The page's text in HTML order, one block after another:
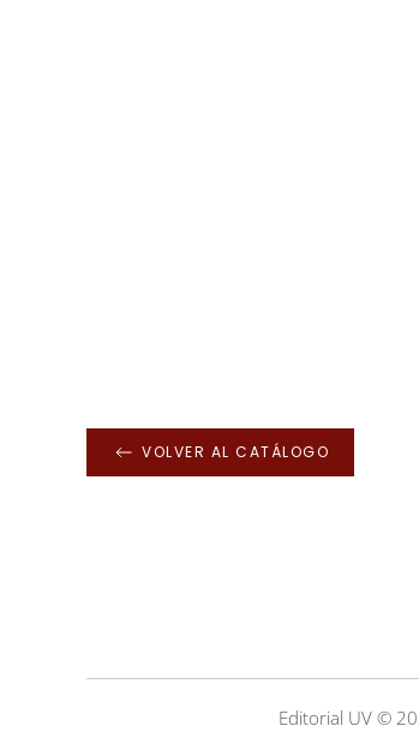
VOLVER AL CATÁLOGO
Editorial UV ©